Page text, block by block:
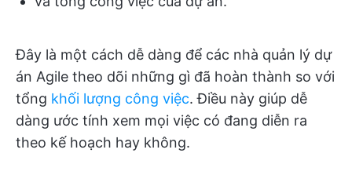
Đây là một cách dễ dàng để các nhà quản lý dự
án Agile theo dõi những gì đã hoàn thành so với
tổng khối lượng công việc. Điều này giúp dễ
dàng ước tính xem mọi việc có đang diễn ra
theo kế hoạch hay không.